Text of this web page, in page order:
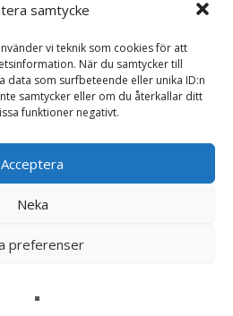
samtycke
vi teknik som cookies för att
När du samtycker till
data som surfbeteende eller unika ID:n
samtycker eller om du återkallar ditt
funktioner negativt.
Acceptera
Neka
preferenser
än.
”Kort “På